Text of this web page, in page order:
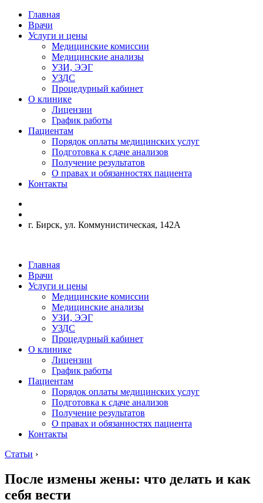
Главная
Врачи
Услуги и цены
Медицинские комиссии
Медицинские анализы
УЗИ, ЭЭГ
УЗДС
Процедурный кабинет
О клинике
Лицензии
График работы
Пациентам
Порядок оплаты медицинских услуг
Подготовка к сдаче анализов
Получение результатов
О правах и обязанностях пациента
Контакты
г. Бирск, ул. Коммунистическая, 142А
Главная
Врачи
Услуги и цены
Медицинские комиссии
Медицинские анализы
УЗИ, ЭЭГ
УЗДС
Процедурный кабинет
О клинике
Лицензии
График работы
Пациентам
Порядок оплаты медицинских услуг
Подготовка к сдаче анализов
Получение результатов
О правах и обязанностях пациента
Контакты
Статьи ›
После измены жены: что делать и как
себя вести